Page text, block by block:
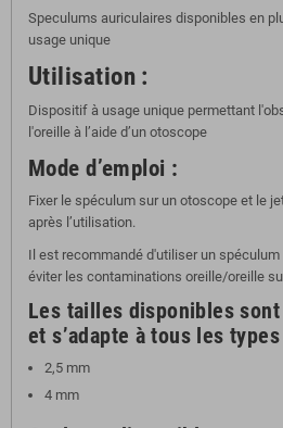
Speculums auriculaires disponibles en
usage unique
Utilisation :
Dispositif à usage unique permettant
l'oreille à l’aide d’un otoscope
Mode d’emploi :
Fixer le spéculum sur un otoscope et le
après l’utilisation.
Il est recommandé d'utiliser un
éviter les contaminations oreille/oreille
Les tailles disponibles sont
et s’adapte à tous les
2,5 mm
4 mm